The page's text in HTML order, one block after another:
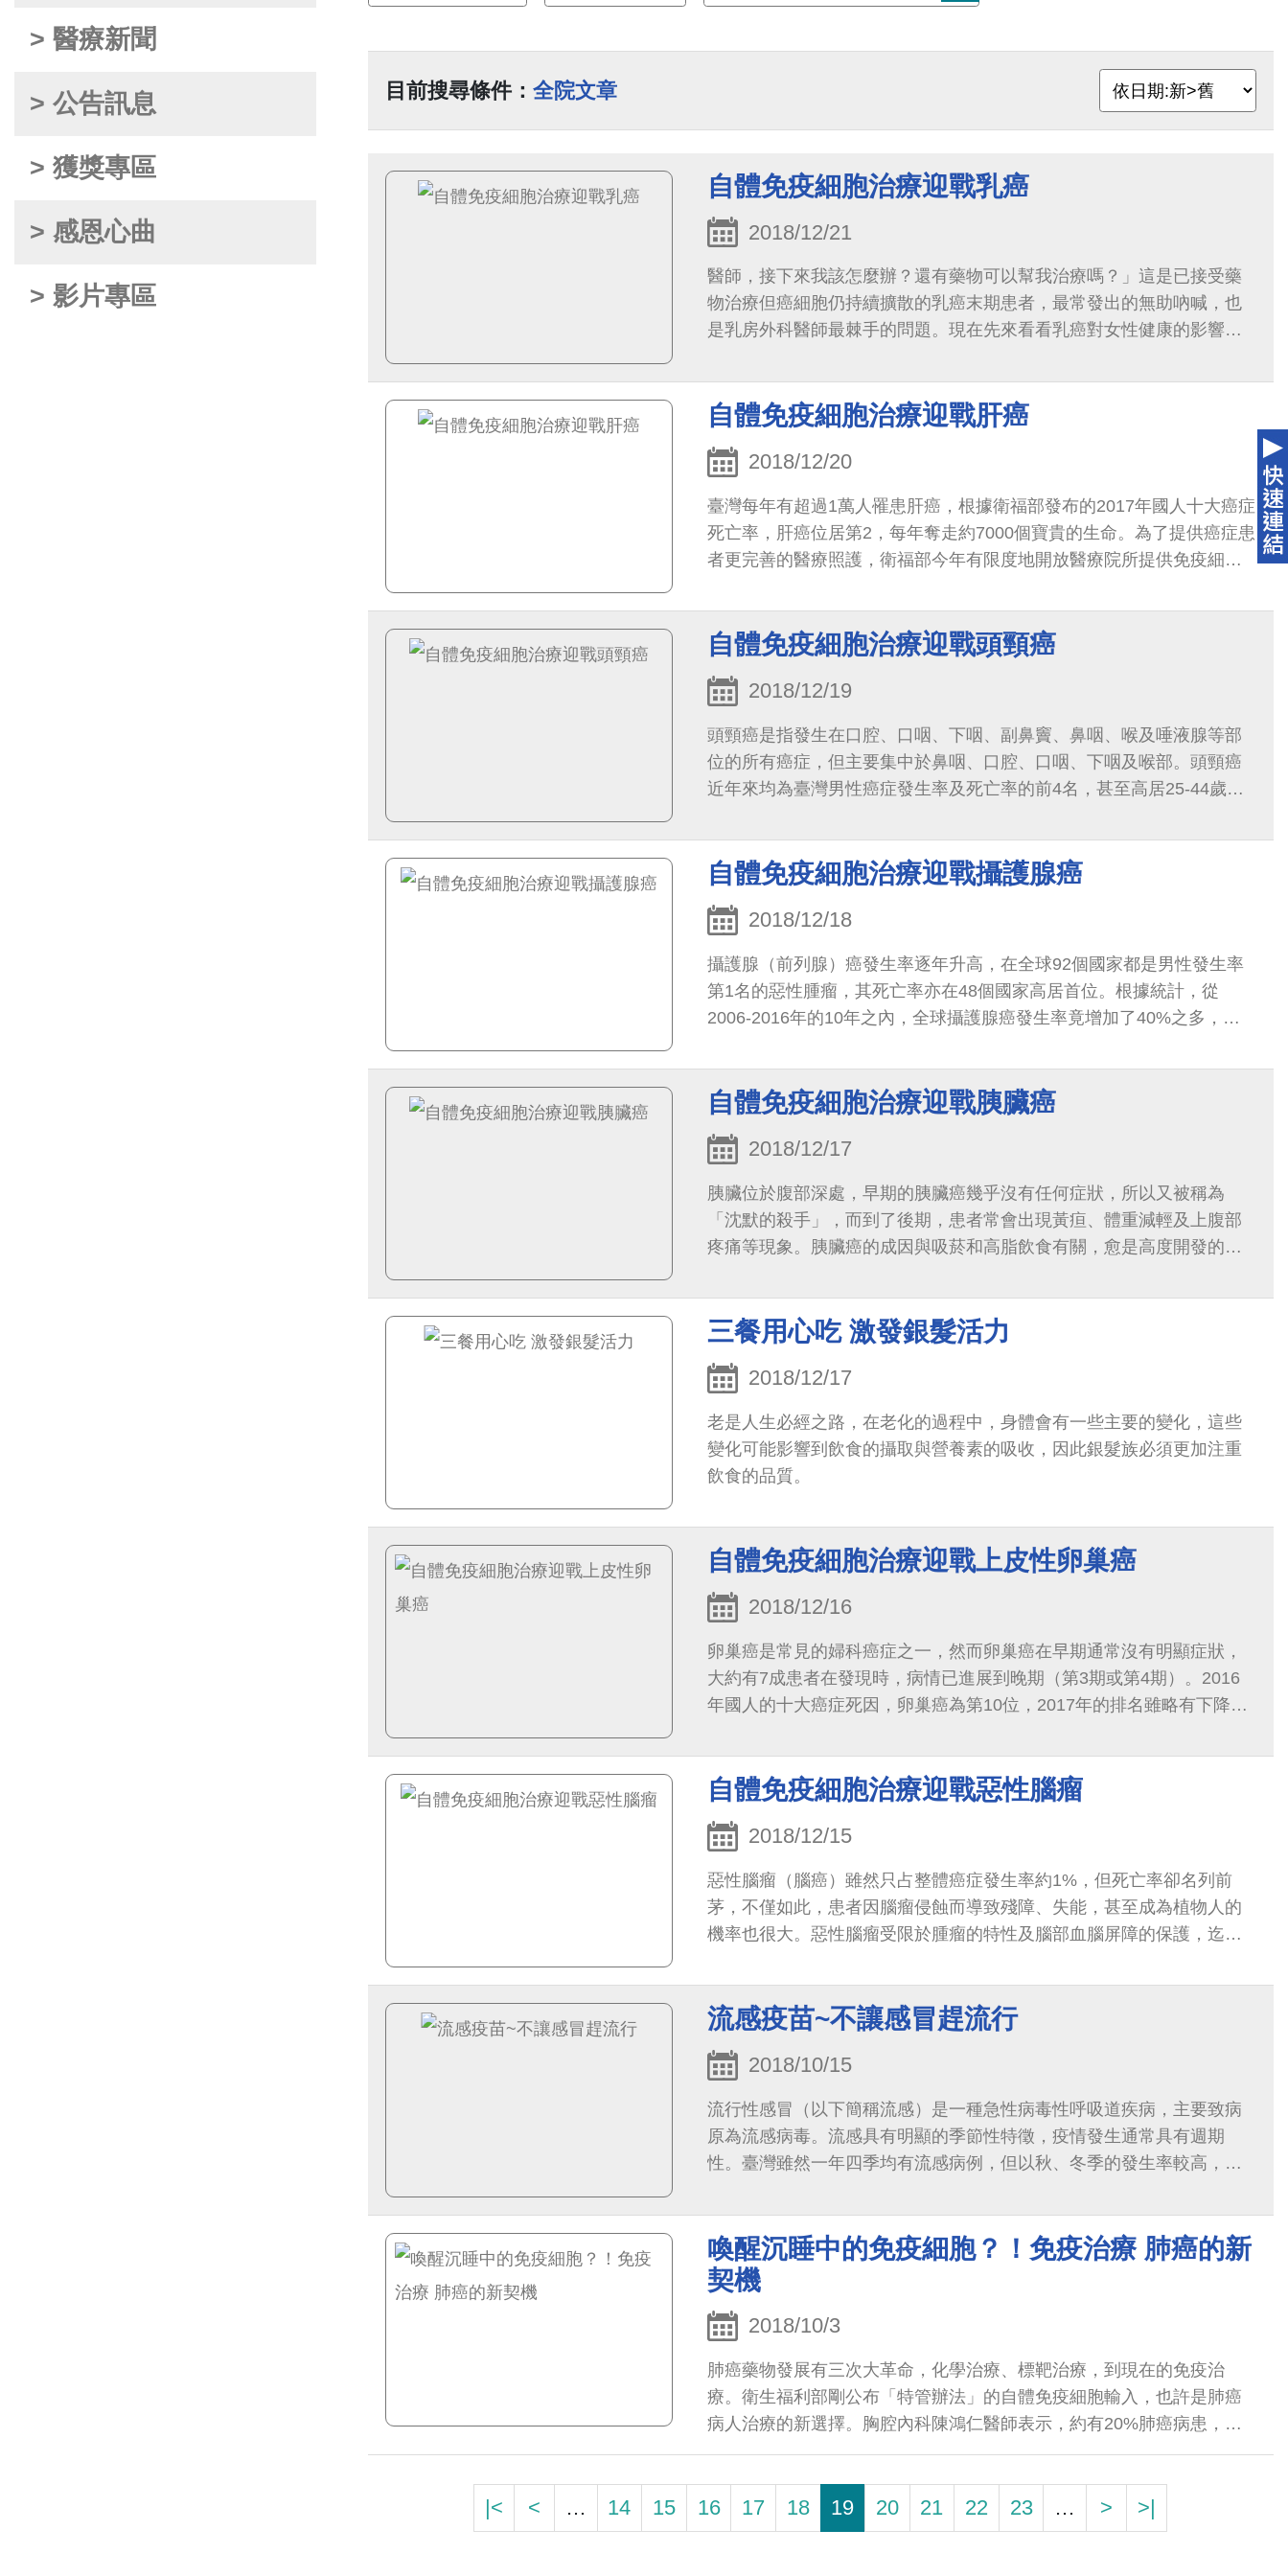
> 醫療新聞
> 公告訊息
> 獲獎專區
> 感恩心曲
> 影片專區
目前搜尋條件： 全院文章
自體免疫細胞治療迎戰乳癌
2018/12/21
醫師，接下來我該怎麼辦？還有藥物可以幫我治療嗎？」這是已接受藥
物治療但癌細胞仍持續擴散的乳癌末期患者，最常發出的無助吶喊，也
是乳房外科醫師最棘手的問題。現在先來看看乳癌對女性健康的影響究
自體免疫細胞治療迎戰肝癌
2018/12/20
臺灣每年有超過1萬人罹患肝癌，根據衛福部發布的2017年國人十大癌症
死亡率，肝癌位居第2，每年奪走約7000個寶貴的生命。為了提供癌症患
者更完善的醫療照護，衛福部今年有限度地開放醫療院所提供免疫細胞
自體免疫細胞治療迎戰頭頸癌
2018/12/19
頭頸癌是指發生在口腔、口咽、下咽、副鼻竇、鼻咽、喉及唾液腺等部
位的所有癌症，但主要集中於鼻咽、口腔、口咽、下咽及喉部。頭頸癌
近年來均為臺灣男性癌症發生率及死亡率的前4名，甚至高居25-44歲男
自體免疫細胞治療迎戰攝護腺癌
2018/12/18
攝護腺（前列腺）癌發生率逐年升高，在全球92個國家都是男性發生率
第1名的惡性腫瘤，其死亡率亦在48個國家高居首位。根據統計，從
2006-2016年的10年之內，全球攝護腺癌發生率竟增加了40%之多，臺
診斷的病例數已超過5000人，是癌症發生率的第5位，死亡率
自體免疫細胞治療迎戰胰臟癌
2018/12/17
胰臟位於腹部深處，早期的胰臟癌幾乎沒有任何症狀，所以又被稱為
「沈默的殺手」，而到了後期，患者常會出現黃疸、體重減輕及上腹部
疼痛等現象。胰臟癌的成因與吸菸和高脂飲食有關，愈是高度開發的國
每年約有1900個新診斷病例，且有1600位民眾死於胰臟癌。胰
三餐用心吃 激發銀髮活力
2018/12/17
老是人生必經之路，在老化的過程中，身體會有一些主要的變化，這些
變化可能影響到飲食的攝取與營養素的吸收，因此銀髮族必須更加注重
飲食的品質。
自體免疫細胞治療迎戰上皮性卵巢癌
2018/12/16
卵巢癌是常見的婦科癌症之一，然而卵巢癌在早期通常沒有明顯症狀，
大約有7成患者在發現時，病情已進展到晚期（第3期或第4期）。2016
年國人的十大癌症死因，卵巢癌為第10位，2017年的排名雖略有下降，
56歲，如果復發，平均經過4年的治療時間，就會面臨死亡，而第4期的
卵巢癌5年存活率更低，只有17%。
自體免疫細胞治療迎戰惡性腦瘤
2018/12/15
惡性腦瘤（腦癌）雖然只占整體癌症發生率約1%，但死亡率卻名列前
茅，不僅如此，患者因腦瘤侵蝕而導致殘障、失能，甚至成為植物人的
機率也很大。惡性腦瘤受限於腫瘤的特性及腦部血腦屏障的保護，迄今
流感疫苗~不讓感冒趕流行
2018/10/15
流行性感冒（以下簡稱流感）是一種急性病毒性呼吸道疾病，主要致病
原為流感病毒。流感具有明顯的季節性特徵，疫情發生通常具有週期
性。臺灣雖然一年四季均有流感病例，但以秋、冬季的發生率較高，流
喚醒沉睡中的免疫細胞？！免疫治療 肺癌的新
契機
2018/10/3
肺癌藥物發展有三次大革命，化學治療、標靶治療，到現在的免疫治
療。衛生福利部剛公布「特管辦法」的自體免疫細胞輸入，也許是肺癌
病人治療的新選擇。胸腔內科陳鴻仁醫師表示，約有20%肺癌病患，免
疫細胞已然辨識出身體裡面的壞分子，然而癌細胞卻在被催毁前，啟動
|< < … 14 15 16 17 18 19 20 21 22 23 … > >|